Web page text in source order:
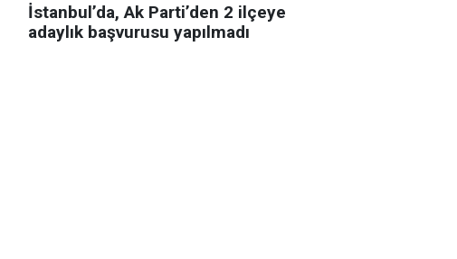
İstanbul’da, Ak Parti’den 2 ilçeye
adaylık başvurusu yapılmadı